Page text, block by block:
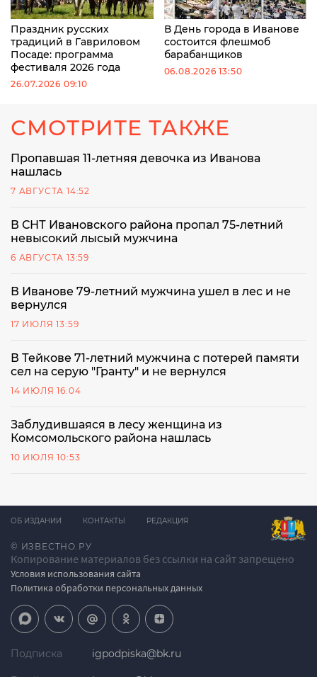
Праздник русских
традиций в Гавриловом
Посаде: программа
фестиваля 2026 года
26.07.2026 09:10
В День города в Иванове
состоится флешмоб
барабанщиков
06.08.2026 13:50
СМОТРИТЕ ТАКЖЕ
Пропавшая 11-летняя девочка из Иванова
нашлась
7 АВГУСТА 14:52
В СНТ Ивановского района пропал 75-летний
невысокий лысый мужчина
6 АВГУСТА 13:59
В Иванове 79-летний мужчина ушел в лес и не
вернулся
17 ИЮЛЯ 13:59
В Тейкове 71-летний мужчина с потерей памяти
сел на серую "Гранту" и не вернулся
14 ИЮЛЯ 16:04
Заблудившаяся в лесу женщина из
Комсомольского района нашлась
10 ИЮЛЯ 10:53
© ИЗВЕСТНО.РУ
Копирование материалов без ссылки на сайт запрещено
Условия использования сайта
Политика обработки персональных данных
ОБ ИЗДАНИИ КОНТАКТЫ РЕДАКЦИЯ
Подписка igpodpiska@bk.ru